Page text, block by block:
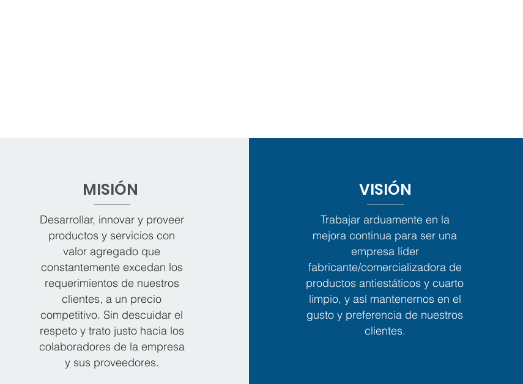
MISIÓN
Desarrollar, innovar y proveer
productos y servicios con
valor agregado que
constantemente excedan los
requerimientos de nuestros
clientes, a un precio
competitivo. Sin descuidar el
respeto y trato justo hacia los
colaboradores de la empresa
y sus proveedores.
VISIÓN
Trabajar arduamente en la
mejora continua para ser una
empresa líder
fabricante/comercializadora de
productos antiestáticos y cuarto
limpio, y así mantenernos en el
gusto y preferencia de nuestros
clientes.